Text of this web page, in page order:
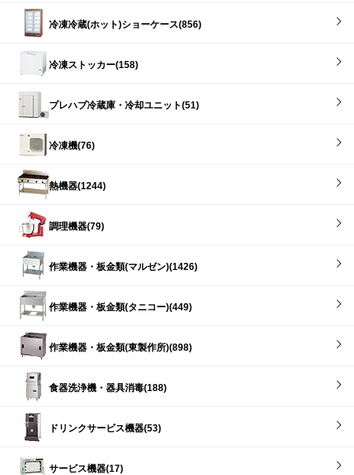
冷凍冷蔵(ホット)ショーケース(856)
冷凍ストッカー(158)
プレハブ冷蔵庫・冷却ユニット(51)
冷凍機(76)
熱機器(1244)
調理機器(79)
作業機器・板金類(マルゼン)(1426)
作業機器・板金類(タニコー)(449)
作業機器・板金類(東製作所)(898)
食器洗浄機・器具消毒(188)
ドリンクサービス機器(53)
サービス機器(17)